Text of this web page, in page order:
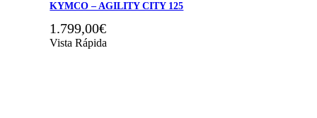
KYMCO – AGILITY CITY 125
1.799,00€
Vista Rápida